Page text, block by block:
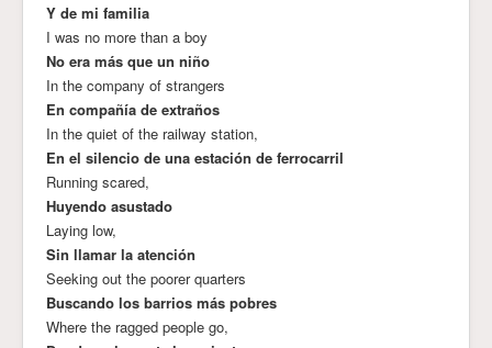
Y de mi familia
I was no more than a boy
No era más que un niño
In the company of strangers
En compañía de extraños
In the quiet of the railway station,
En el silencio de una estación de ferrocarril
Running scared,
Huyendo asustado
Laying low,
Sin llamar la atención
Seeking out the poorer quarters
Buscando los barrios más pobres
Where the ragged people go,